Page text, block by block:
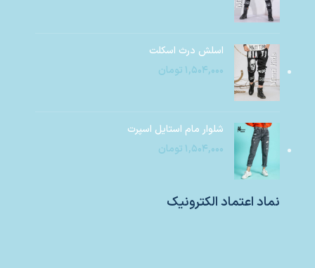
اسلش درث اسکلت
۱,۵۰۴,۰۰۰ تومان
شلوار مام استایل اسپرت
۱,۵۰۴,۰۰۰ تومان
نماد اعتماد الکترونیک